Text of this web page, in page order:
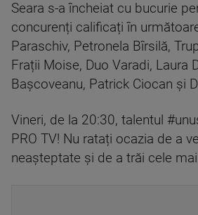
Seara s-a încheiat cu bucurie
concurenți calificați în
Paraschiv, Petronela Bîrsilă,
Frații Moise, Duo Varadi, Laura
Bașcoveanu, Patrick Ciocan și
Vineri, de la 20:30, talentul
PRO TV! Nu ratați ocazia de a
neașteptate și de a trăi cele